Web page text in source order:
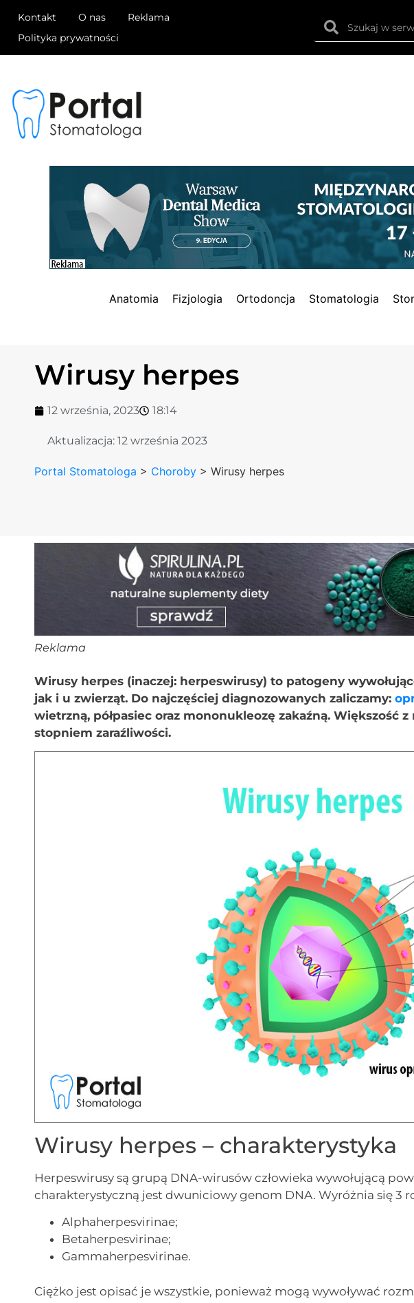
Kontakt O nas
Reklama
Polityka prywatności
Anatomia Fizjologia Ortodoncja Stomatologia
Wirusy herpes
12 września, 2023 18:14
Aktualizacja:12 września 2023
Portal Stomatologa > Choroby >Wirusy herpes
Reklama
Wirusy herpes (inaczej: herpeswirusy) to patogeny
jak i u zwierząt. Do najczęściej diagnozowanych zaliczamy:
wietrzną, półpasiec oraz mononukleozę zakaźną. Większość
stopniem zaraźliwości.
Wirusy herpes – charakterystyka
Herpeswirusy są grupą DNA-wirusów człowieka wywołującą
charakterystyczną jest dwuniciowy genom DNA. Wyróżnia się 3
Alphaherpesvirinae;
Betaherpesvirinae;
Gammaherpesvirinae.
Ciężko jest opisać je wszystkie, ponieważ mogą wywoływać